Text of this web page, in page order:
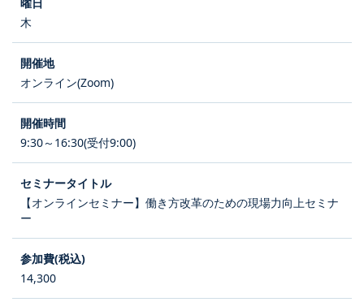
木
オンライン(Zoom)
9:30～16:30(受付9:00)
【オンラインセミナー】働き方改革のための現場力向上セミナ
ー
14,300